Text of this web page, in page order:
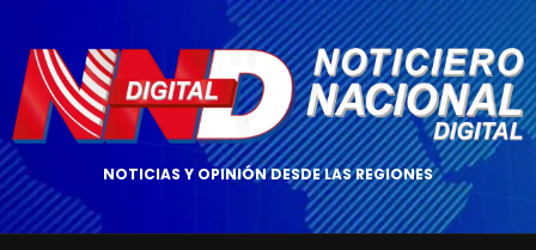
NOTICIAS Y OPINIÓN DESDE LAS REGIONES